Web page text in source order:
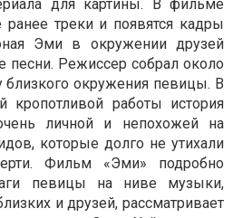
для картины. В фильме
ранее треки и появятся кадры
Эми в окружении друзей
песни. Режиссер собрал около
близкого окружения певицы. В
кропотливой работы история
личной и непохожей на
которые долго не утихали
Фильм «Эми» подробно
певицы на ниве музыки,
и друзей, рассматривает